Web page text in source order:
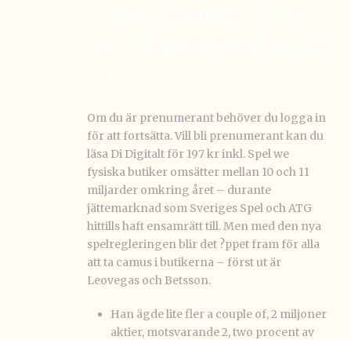
Om du är prenumerant behöver du logga in
för att fortsätta. Vill bli prenumerant kan du
läsa Di Digitalt för 197 kr inkl. Spel we
fysiska butiker omsätter mellan 10 och 11
miljarder omkring året – durante
jättemarknad som Sveriges Spel och ATG
hittills haft ensamrätt till. Men med den nya
spelregleringen blir det ?ppet fram för alla
att ta camus i butikerna – först ut är
Leovegas och Betsson.
Han ägde lite fler a couple of, 2 miljoner
aktier, motsvarande 2, two procent av